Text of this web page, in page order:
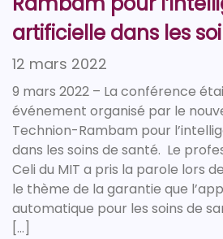
artificielle dans les
12 mars 2022
9 mars 2022 – La conférence
événement organisé par le
Technion-Rambam pour
dans les soins de santé. Le
Celi du MIT a pris la parole lors
le thème de la garantie que
automatique pour les soins de
[…]